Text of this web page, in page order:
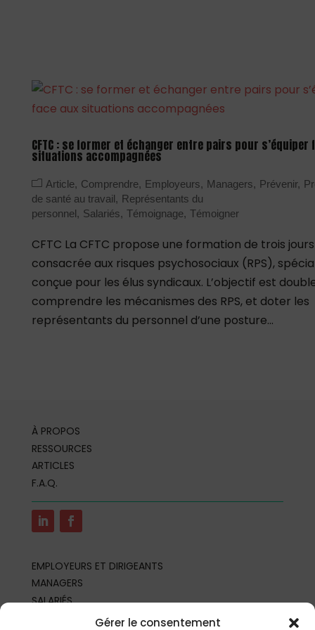
Gérer le consentement
CFTC : se former et échanger entre pairs pour s’équiper
situations accompagnées
Article Comprendre Employeurs Managers Prévenir
de santé au travail
Représentants du
personnel
Salariés Témoignage Témoigner
CFTC La CFTC propose une formation de trois jours
consacrée aux risques psychosociaux (RPS),
conçue pour les élus syndicaux. L’objectif est
comprendre les mécanismes des RPS, et doter les
représentants du personnel d’une posture...
À PROPOS
RESSOURCES
ARTICLES
F.A.Q.
EMPLOYEURS ET DIRIGEANTS
MANAGERS
SALARIÉS
REPRÉSENTANTS DU PERSONNEL